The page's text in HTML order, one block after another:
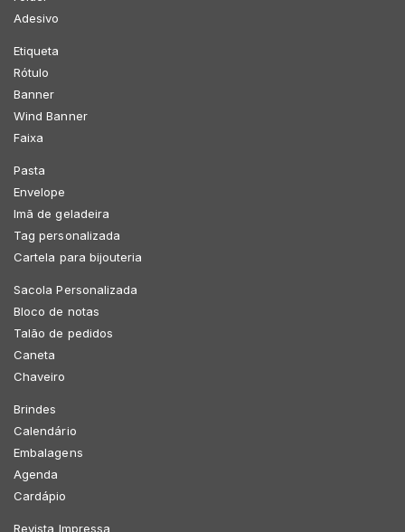
Adesivo
Etiqueta
Rótulo
Banner
Wind Banner
Faixa
Pasta
Envelope
Imã de geladeira
Tag personalizada
Cartela para bijouteria
Sacola Personalizada
Bloco de notas
Talão de pedidos
Caneta
Chaveiro
Brindes
Calendário
Embalagens
Agenda
Cardápio
Revista Impressa